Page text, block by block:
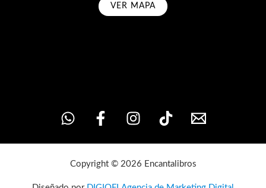
VER MAPA
Copyright © 2026 Encantalibros